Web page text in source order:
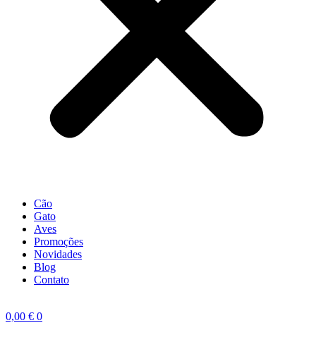
Cão
Gato
Aves
Promoções
Novidades
Blog
Contato
0,00 € 0